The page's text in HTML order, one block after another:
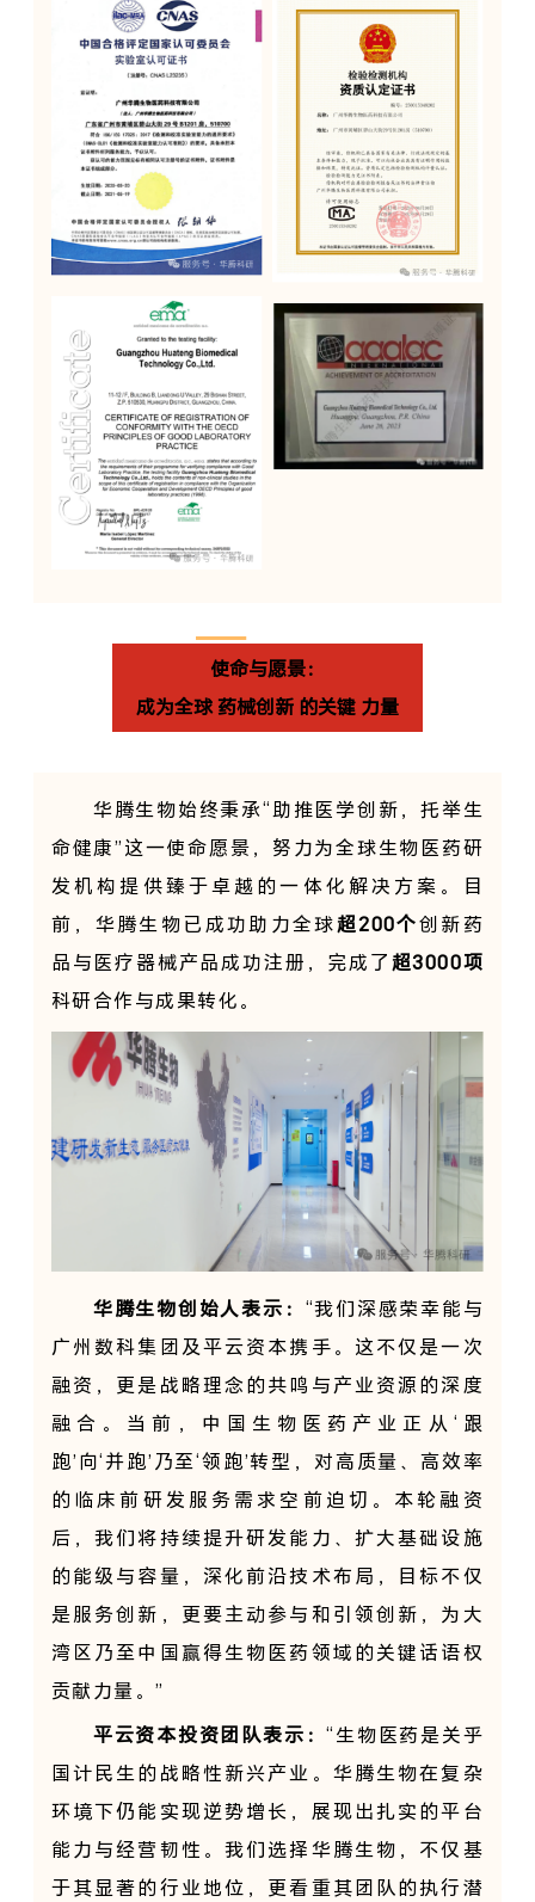
使命与愿景：
成为全球药械创新 的关键 力量
华腾生物始终秉承“助推医学创新，托举生
命健康”这一使命愿景，努力为全球生物医药研
发机构提供臻于卓越的一体化解决方案。目
前，华腾生物已成功助力全球超200个创新药
品与医疗器械产品成功注册，完成了超3000项
科研合作与成果转化。
华腾生物创始人表示： “我们深感荣幸能与
广州数科集团及平云资本携手。这不仅是一次
融资，更是战略理念的共鸣与产业资源的深度
融合。当前，中国生物医药产业正从‘跟
跑’向‘并跑’乃至‘领跑’转型，对高质量、高效率
的临床前研发服务需求空前迫切。本轮融资
后，我们将持续提升研发能力、扩大基础设施
的能级与容量，深化前沿技术布局，目标不仅
是服务创新，更要主动参与和引领创新，为大
湾区乃至中国赢得生物医药领域的关键话语权
贡献力量。”
平云资本投资团队表示：“生物医药是关乎
国计民生的战略性新兴产业。华腾生物在复杂
环境下仍能实现逆势增长，展现出扎实的平台
能力与经营韧性。我们选择华腾生物，不仅基
于其显著的行业地位，更看重其团队的执行潜